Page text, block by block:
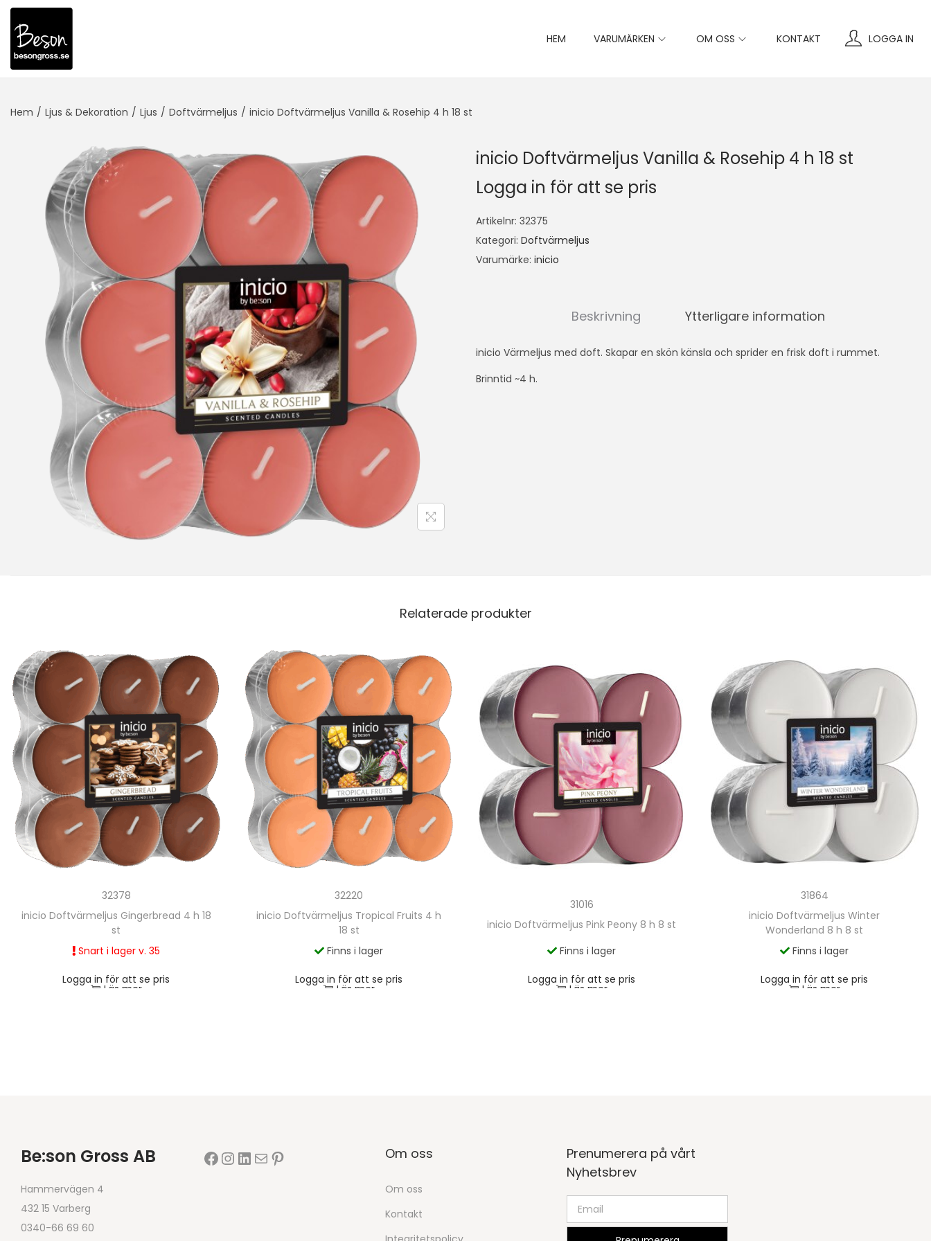
HEM VARUMÄRKEN OM OSS KONTAKT LOGGA IN
Hem / Ljus & Dekoration / Ljus / Doftvärmeljus / inicio Doftvärmeljus Vanilla & Rosehip 4 h 18 st
inicio Doftvärmeljus Vanilla & Rosehip 4 h 18 st
Logga in för att se pris
Artikelnr: 32375
Kategori: Doftvärmeljus
Varumärke: inicio
Beskrivning Ytterligare information
inicio Värmeljus med doft. Skapar en skön känsla och sprider en frisk doft i rummet.
Brinntid ~4 h.
Relaterade produkter
32378
inicio Doftvärmeljus Gingerbread 4 h 18
st
Snart i lager v. 35
Logga in för att se pris
Läs mer
32220
inicio Doftvärmeljus Tropical Fruits 4 h
18 st
Finns i lager
Logga in för att se pris
Läs mer
31016
inicio Doftvärmeljus Pink Peony 8 h 8 st
Finns i lager
Logga in för att se pris
Läs mer
31864
inicio Doftvärmeljus Winter
Wonderland 8 h 8 st
Finns i lager
Logga in för att se pris
Läs mer
Be:son Gross AB
Hammervägen 4
432 15 Varberg
0340-66 69 60
Om oss
Om oss
Kontakt
Prenumerera på vårt
Nyhetsbrev